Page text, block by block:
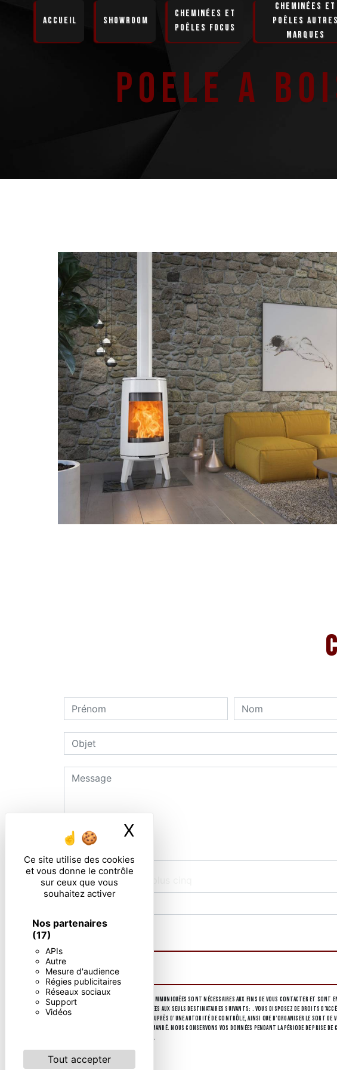
Ce site utilise des cookies
et vous donne le contrôle
sur ceux que vous
souhaitez activer
Nos partenaires
(17)
APIs
Autre
Mesure d'audience
Régies publicitaires
Réseaux sociaux
Support
Vidéos
Tout accepter
X
Accueil Showroom
Cheminées et
Poêles Focus
Cheminées et
poêles autres
marques
Poele a
Combien font sept plus cinq
** Les données personnelles communiquées sont nécessaires aux fins de vous contacter et
collectées seront communiquées aux seuls destinataires suivants: . Vous disposez de droits
d’introduire une réclamation auprès d’une autorité de contrôle, ainsi que d’organiser le sort
d'identité pourra vous être demandé. Nous conservons vos données pendant la période de
d’informations sur vos droits.